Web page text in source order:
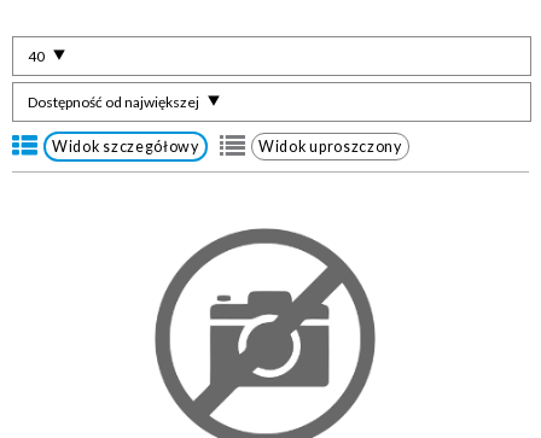
Dostępność od największej
40
Widok szczegółowy Widok uproszczony